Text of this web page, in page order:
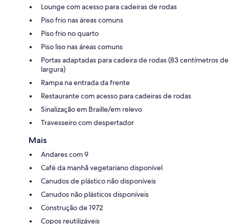
Lounge com acesso para cadeiras de rodas
Piso frio nas áreas comuns
Piso frio no quarto
Piso liso nas áreas comuns
Portas adaptadas para cadeira de rodas (83 centímetros de
largura)
Rampa na entrada da frente
Restaurante com acesso para cadeiras de rodas
Sinalização em Braille/em relevo
Travesseiro com despertador
Mais
Andares com 9
Café da manhã vegetariano disponível
Canudos de plástico não disponíveis
Canudos não plásticos disponíveis
Construção de 1972
Copos reutilizáveis